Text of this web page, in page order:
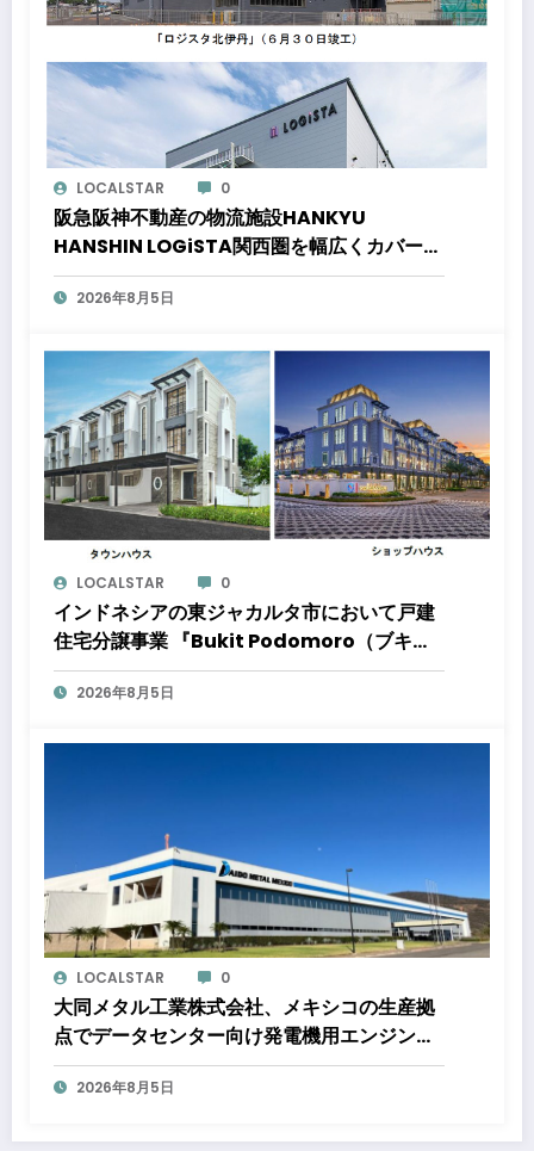
LOCALSTAR 0
阪急阪神不動産の物流施設HANKYU
HANSHIN LOGiSTA関西圏を幅広くカバーで
きる好立地に新たな物流施設が誕生「ロジス
タ北伊丹」と「ロジスタ京都伏見」が竣工し
2026年8月5日
LOCALSTAR 0
インドネシアの東ジャカルタ市において戸建
住宅分譲事業 『Bukit Podomoro（ブキッ
ト ポドモロ）』に参画しますタウンハウスと
ショップハウスを合わせた総戸数432戸のプ
2026年8月5日
LOCALSTAR 0
大同メタル工業株式会社、メキシコの生産拠
点でデータセンター向け発電機用エンジン軸
受の生産能力増強投資を決定 ～北米顧客と
の生産コミットメント契約締結に基づく40億
2026年8月5日